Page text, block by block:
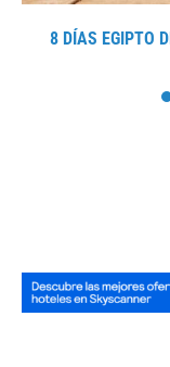
8 DÍAS EGIPTO